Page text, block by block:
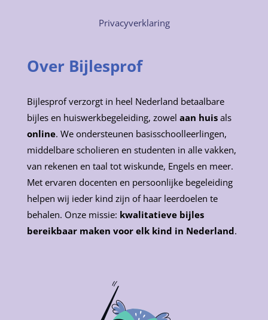
Privacyverklaring
Over Bijlesprof
Bijlesprof verzorgt in heel Nederland betaalbare
bijles en huiswerkbegeleiding, zowel aan huisals
online. We ondersteunen basisschoolleerlingen,
middelbare scholieren en studenten in alle vakken,
van rekenen en taal tot wiskunde, Engels en meer.
Met ervaren docenten en persoonlijke begeleiding
helpen wij ieder kind zijn of haar leerdoelen te
behalen. Onze missie: kwalitatieve bijles
bereikbaar maken voor elk kind in Nederland.